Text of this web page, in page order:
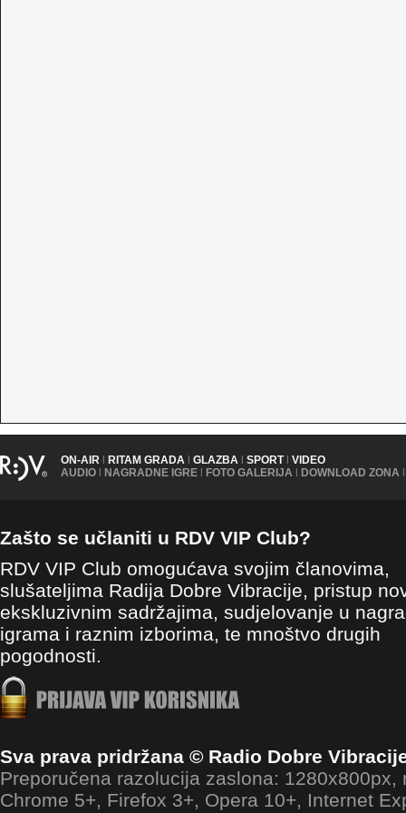
ON-AIR | RITAM GRADA | GLAZBA | SPORT | VIDEO
AUDIO | NAGRADNE IGRE | FOTO GALERIJA | DOWNLOAD ZONA |
Zašto se učlaniti u RDV VIP Club?
RDV VIP Club omogućava svojim članovima,
slušateljima Radija Dobre Vibracije, pristup
ekskluzivnim sadržajima, sudjelovanje u
igrama i raznim izborima, te mnoštvo drugih
pogodnosti.
Sva prava pridržana © Radio Dobre
Preporučena razolucija zaslona: 1280x800px,
Chrome 5+, Firefox 3+, Opera 10+, Internet